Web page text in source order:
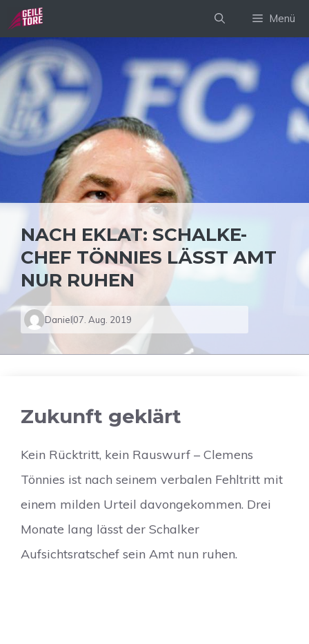
Zum
Inhalt
springen
Menü
NACH EKLAT: SCHALKE-
CHEF TÖNNIES LÄSST AMT
NUR RUHEN
Daniel07. Aug. 2019
Zukunft geklärt
Kein Rücktritt, kein Rauswurf – Clemens
Tönnies ist nach seinem verbalen Fehltritt mit
einem milden Urteil davongekommen. Drei
Monate lang lässt der Schalker
Aufsichtsratschef sein Amt nun ruhen.